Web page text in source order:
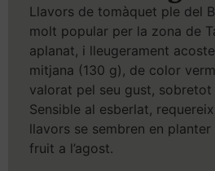
Llavors de tomàquet ple del
molt popular per la zona de
aplanat, i lleugerament
mitjana (130 g), de color
valorat pel seu gust, sobretot
Sensible al esberlat,
llavors se sembren en
fruit a l’agost.